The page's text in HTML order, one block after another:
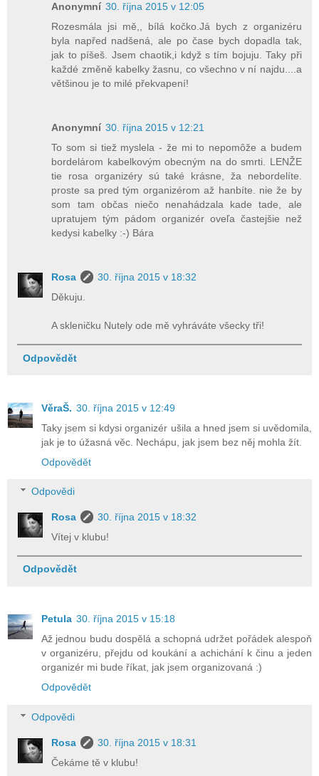
Anonymní 30. října 2015 v 12:05
Rozesmála jsi mě,, bílá kočko.Já bych z organizéru
byla napřed nadšená, ale po čase bych dopadla tak,
jak to píšeš. Jsem chaotik,i když s tím bojuju. Taky při
každé změně kabelky žasnu, co všechno v ní najdu....a
většinou je to milé překvapení!
Anonymní 30. října 2015 v 12:21
To som si tiež myslela - že mi to nepomôže a budem
bordelárom kabelkovým obecným na do smrti. LENŽE
tie rosa organizéry sú také krásne, ža nebordelíte.
proste sa pred tým organizérom až hanbíte. nie že by
som tam občas niečo nenahádzala kade tade, ale
upratujem tým pádom organizér oveľa častejšie než
kedysi kabelky :-) Bára
Rosa
30. října 2015 v 18:32
Děkuju.
A skleničku Nutely ode mě vyhráváte všecky tři!
Odpovědět
VěraŠ. 30. října 2015 v 12:49
Taky jsem si kdysi organizér ušila a hned jsem si uvědomila,
jak je to úžasná věc. Nechápu, jak jsem bez něj mohla žít.
Odpovědět
Odpovědi
Rosa
30. října 2015 v 18:32
Vítej v klubu!
Odpovědět
Petula 30. října 2015 v 15:18
Až jednou budu dospělá a schopná udržet pořádek alespoň
v organizéru, přejdu od koukání a achichání k činu a jeden
organizér mi bude říkat, jak jsem organizovaná :)
Odpovědět
Odpovědi
Rosa
30. října 2015 v 18:31
Čekáme tě v klubu!